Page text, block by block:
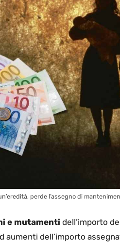
perde l’assegno di
e mutamenti dell’importo
aumenti dell’importo